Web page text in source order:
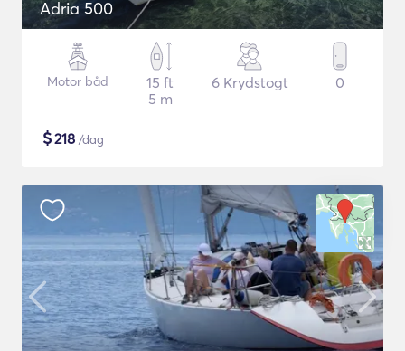
Adria 500
Motor båd
15 ft
5 m
6 Krydstogt 0
$218 /dag